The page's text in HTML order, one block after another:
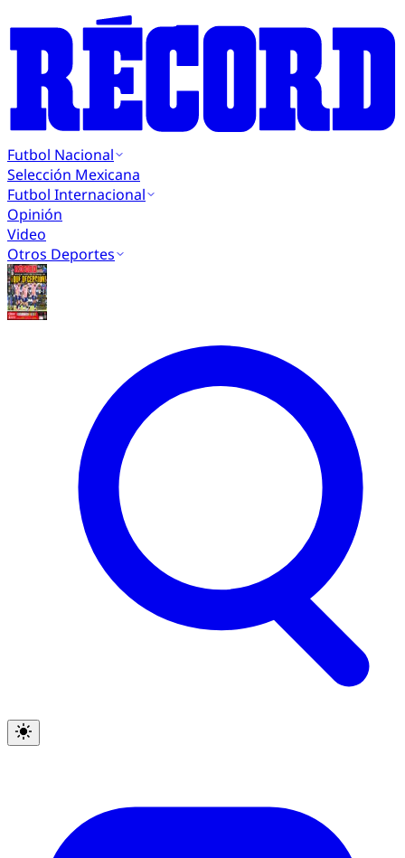
Futbol Nacional
Selección Mexicana
Futbol Internacional
Opinión
Video
Otros Deportes